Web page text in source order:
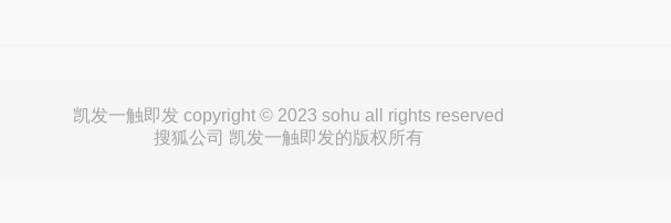
凯发一触即发 copyright © 2023 sohu all rights reserved
搜狐公司 凯发一触即发的版权所有